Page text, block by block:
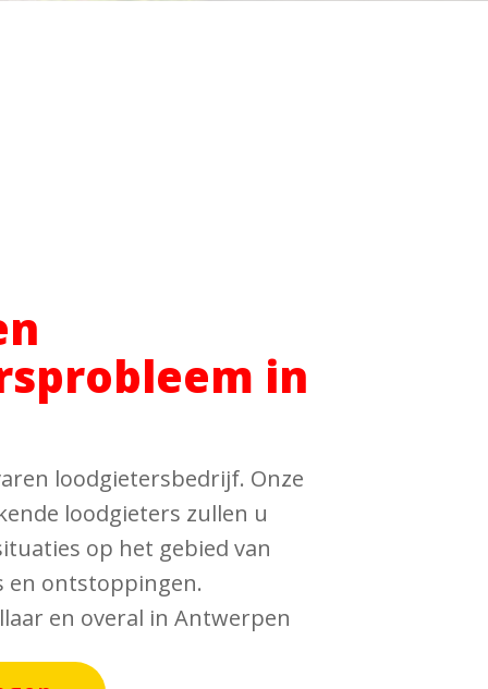
in
loodgietersbedrijf. Onze
loodgieters zullen u
op het gebied van
en ontstoppingen.
en overal in Antwerpen